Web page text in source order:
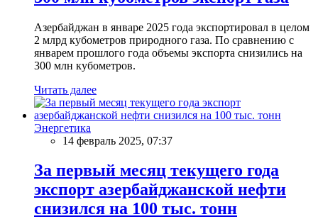
Азербайджан в январе 2025 года экспортировал в целом
2 млрд кубометров природного газа. По сравнению с
январем прошлого года объемы экспорта снизились на
300 млн кубометров.
Читать далее
Энергетика
14 февраль 2025, 07:37
За первый месяц текущего года
экспорт азербайджанской нефти
снизился на 100 тыс. тонн